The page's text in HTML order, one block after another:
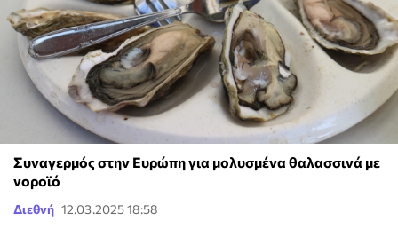
Συναγερμός στην Ευρώπη για μολυσμένα θαλασσινά με
νοροϊό
Διεθνή 12.03.2025 18:58